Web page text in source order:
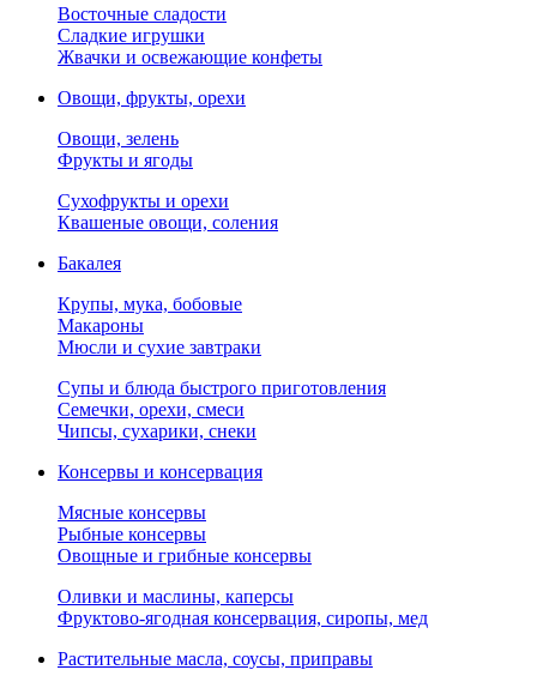
Восточные сладости
Сладкие игрушки
Жвачки и освежающие конфеты
Овощи, фрукты, орехи
Овощи, зелень
Фрукты и ягоды
Сухофрукты и орехи
Квашеные овощи, соления
Бакалея
Крупы, мука, бобовые
Макароны
Мюсли и сухие завтраки
Супы и блюда быстрого приготовления
Семечки, орехи, смеси
Чипсы, сухарики, снеки
Консервы и консервация
Мясные консервы
Рыбные консервы
Овощные и грибные консервы
Оливки и маслины, каперсы
Фруктово-ягодная консервация, сиропы, мед
Растительные масла, соусы, приправы